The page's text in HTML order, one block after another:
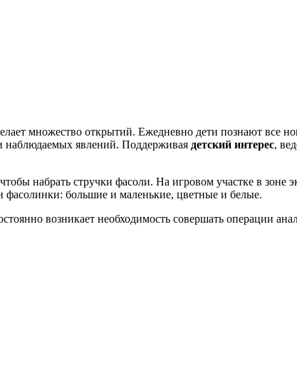
множество открытий. Ежедневно дети познают все
наблюдаемых явлений. Поддерживая детский интерес,
набрать стручки фасоли. На игровом участке в зоне
фасолинки: большие и маленькие, цветные и белые.
возникает необходимость совершать операции